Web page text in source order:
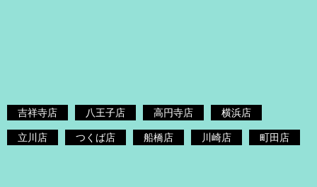
吉祥寺店 八王子店 高円寺店 横浜店
立川店 つくば店 船橋店 川崎店 町田店